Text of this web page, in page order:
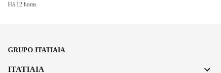
Há 12 horas
GRUPO ITATIAIA
ITATIAIA